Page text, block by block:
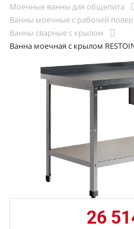
Моечные ванны для общепита
Ванны моечные с рабочей
Ванны сварные с крылом
Ванна моечная с крылом
26